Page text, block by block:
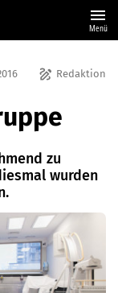
menu
Menü
draw Redaktion
zu
wurden